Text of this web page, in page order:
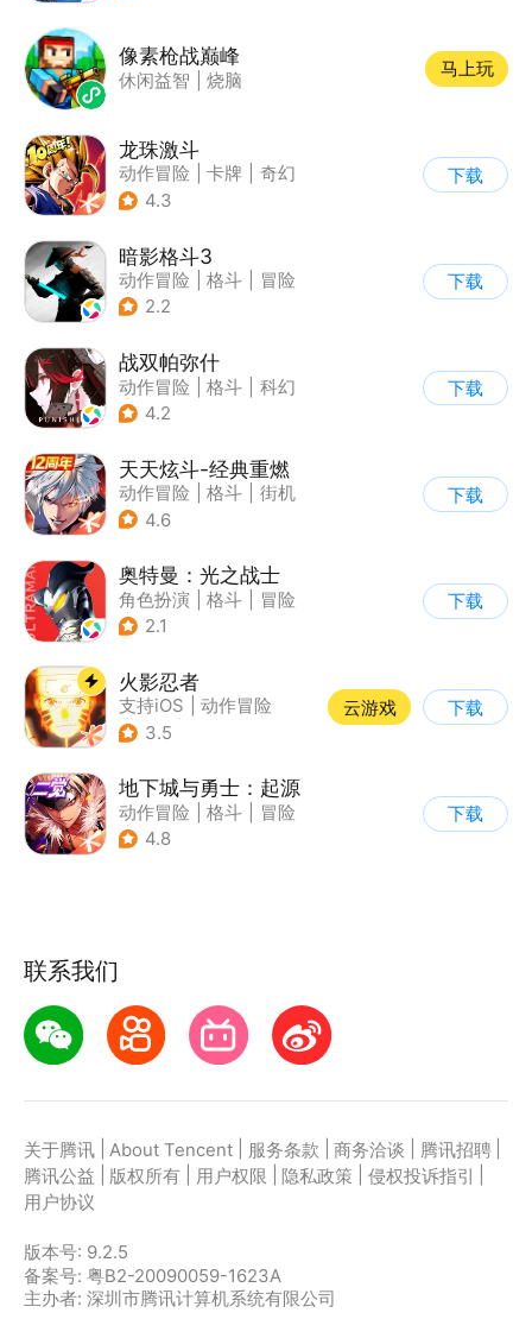
像素枪战巅峰
休闲益智 烧脑
马上玩
龙珠激斗
动作冒险 卡牌
奇幻
| 龙珠
4.3
下载
暗影格斗3
动作冒险 格斗
冒险
| 暗夜格斗
2.2
下载
战双帕弥什
动作冒险 格斗
科幻
| 美少女
4.2
下载
天天炫斗-经典重燃
动作冒险 格斗
街机
| 动漫
4.6
下载
奥特曼：光之战士
角色扮演 格斗
冒险
| 童年
2.1
下载
火影忍者
支持iOS
动作冒险
| 格斗
3.5
云游戏 下载
地下城与勇士：起源
动作冒险 格斗
冒险
| 地下城与勇士
4.8
下载
联系我们
关于腾讯 About Tencent 服务条款 商务洽谈 腾讯招聘
腾讯公益
版权所有 用户权限 隐私政策 侵权投诉指引
用户协议
版本号: 9.2.5
备案号: 粤B2-20090059-1623A
主办者: 深圳市腾讯计算机系统有限公司